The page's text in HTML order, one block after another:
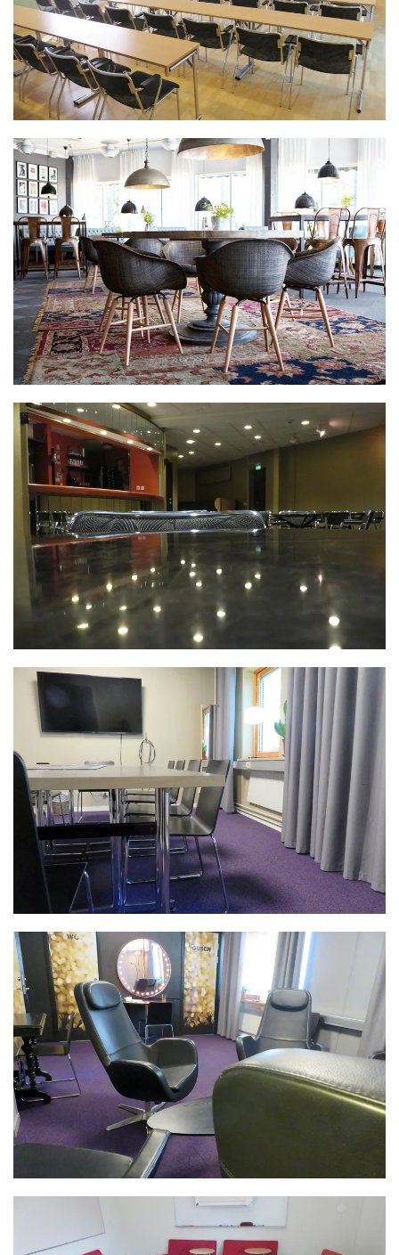
mest lämpad för konferenser och mellanstora
möten.
LÄS MER >>
Folkets Hus trevliga restaurang, som även är en
mycket fin festlokal – både för den lilla festen upp
till 80 personer i befintlig möblering. Här finns
möjligheter att skapa ett rum för både fest och för
familjens stora och viktiga dagar.
LÄS MER >>
Discot är en fantastisk festlokal med otroliga
möjligheter för din temafest, klassfest, företagsfest
eller bröllopsfest. Lokalen passar även utmärkt i
samband med konferens, som föreläsning,
seminarium, grupparbeten med mera.
LÄS MER >>
Ett av våra loger för artister med egen wc och dusch
på rummet. Detta är även ett trivsamt rum för möten
och konferenser för den mindre gruppen.
LÄS MER >>
Det här är Folkets Hus stora artistloge. Här finns
egen wc och dusch på rummet, TV och två
sminkbord. Det här är även ett utmärkt rum för
möten och konferenser för mindre grupper.
LÄS MER >>